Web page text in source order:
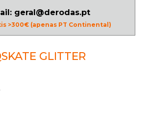
geral@derodas.pt
>300€ (apenas PT Continental)
GLITTER